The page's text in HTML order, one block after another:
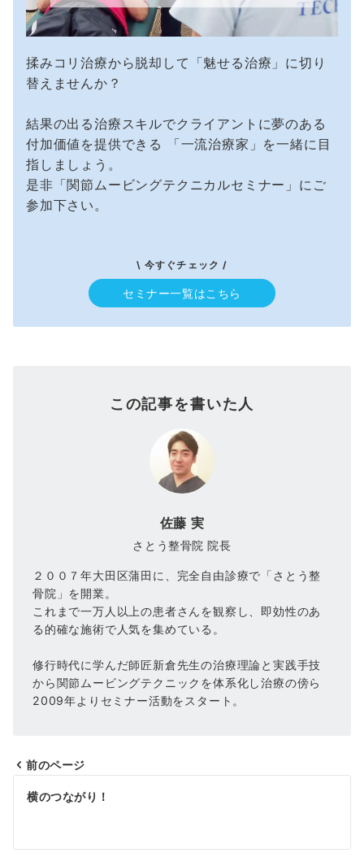
揉みコリ治療から脱却して「魅せる治療」に切り
替えませんか？
結果の出る治療スキルでクライアントに夢のある
付加価値を提供できる 「一流治療家」を一緒に目
指しましょう。
是非「関節ムービングテクニカルセミナー」にご
参加下さい。
\ 今すぐチェック /
セミナー一覧はこちら
この記事を書いた人
佐藤 実
さとう整骨院 院長
２００７年大田区蒲田に、完全自由診療で「さとう整
骨院」を開業。
これまで一万人以上の患者さんを観察し、即効性のあ
る的確な施術で人気を集めている。
修行時代に学んだ師匠新倉先生の治療理論と実践手技
から関節ムービングテクニックを体系化し治療の傍ら
2009年よりセミナー活動をスタート。
投
前のページ
横のつながり！